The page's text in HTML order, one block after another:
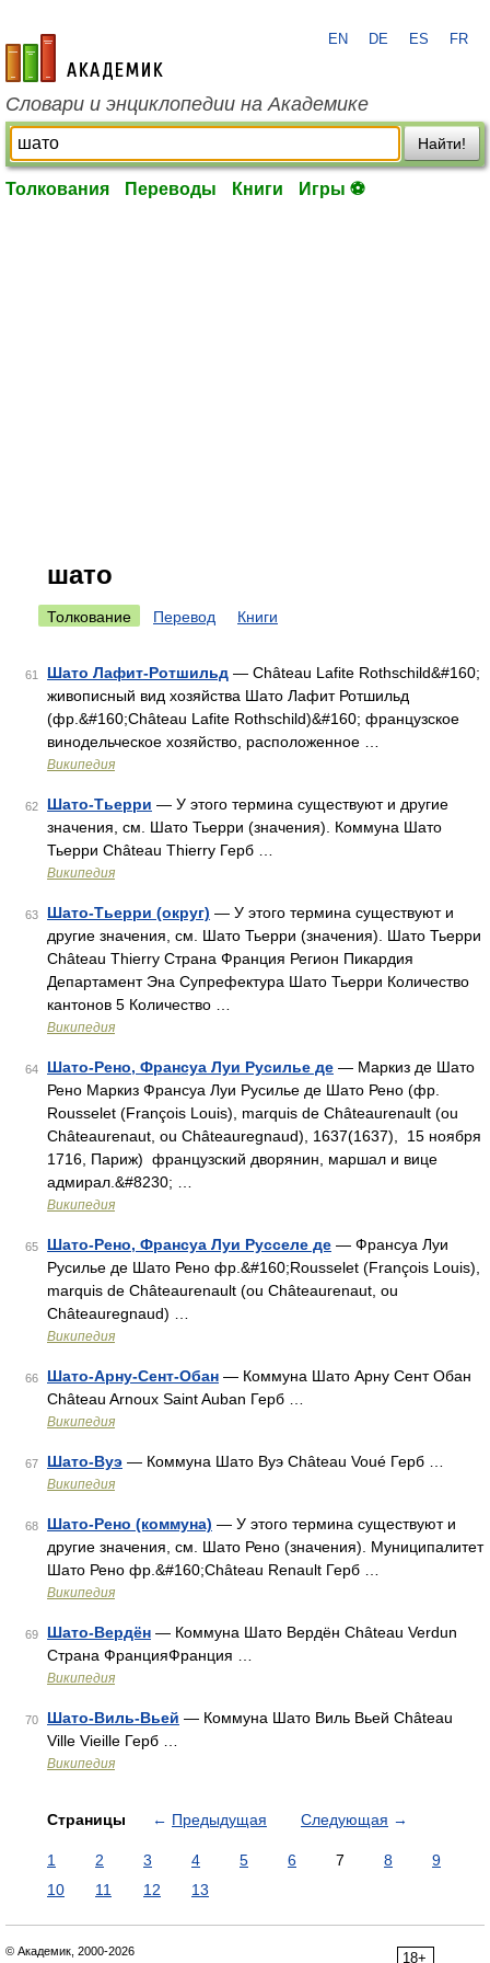
academic.ru
EN DE ES FR
Словари и энциклопедии на Академике
Найти!
Толкования Переводы Книги Игры ⚽
шато
Толкование Перевод Книги
61 Шато Лафит-Ротшильд — Château Lafite Rothschild&#160;
живописный вид хозяйства Шато Лафит Ротшильд
(фр.&#160;Château Lafite Rothschild)&#160; французское
винодельческое хозяйство, расположенное …
Википедия
62 Шато-Тьерри — У этого термина существуют и другие
значения, см. Шато Тьерри (значения). Коммуна Шато
Тьерри Château Thierry Герб …
Википедия
63 Шато-Тьерри (округ) — У этого термина существуют и
другие значения, см. Шато Тьерри (значения). Шато Тьерри
Château Thierry Страна Франция Регион Пикардия
Департамент Эна Супрефектура Шато Тьерри Количество
кантонов 5 Количество …
Википедия
64 Шато-Рено, Франсуа Луи Русилье де — Маркиз де Шато
Рено Маркиз Франсуа Луи Русилье де Шато Рено (фр.
Rousselet (François Louis), marquis de Châteaurenault (ou
Châteaurenaut, ou Châteauregnaud), 1637(1637), 15 ноября
1716, Париж) французский дворянин, маршал и вице
адмирал.&#8230; …
Википедия
65 Шато-Рено, Франсуа Луи Русселе де — Франсуа Луи
Русилье де Шато Рено фр.&#160;Rousselet (François Louis),
marquis de Châteaurenault (ou Châteaurenaut, ou
Châteauregnaud) …
Википедия
66 Шато-Арну-Сент-Обан — Коммуна Шато Арну Сент Обан
Château Arnoux Saint Auban Герб …
Википедия
67 Шато-Вуэ — Коммуна Шато Вуэ Château Voué Герб …
Википедия
68 Шато-Рено (коммуна) — У этого термина существуют и
другие значения, см. Шато Рено (значения). Муниципалитет
Шато Рено фр.&#160;Château Renault Герб …
Википедия
69 Шато-Вердён — Коммуна Шато Вердён Château Verdun
Страна ФранцияФранция …
Википедия
70 Шато-Виль-Вьей — Коммуна Шато Виль Вьей Château
Ville Vieille Герб …
Википедия
Страницы ← Предыдущая Следующая →
1 2 3 4 5 6 7 8
9
10
11 12 13
18+
© Академик, 2000-2026